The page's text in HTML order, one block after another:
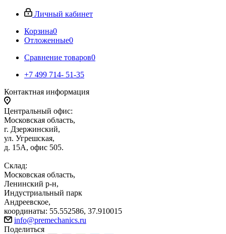
Личный кабинет
Корзина0
Отложенные0
Сравнение товаров0
+7 499 714- 51-35
Контактная информация
Центральный офис:
Московская область,
г. Дзержинский,
ул. Угрешская,
д. 15А, офис 505.
Склад:
Московская область,
Ленинский р-н,
Индустриальный парк
Андреевское,
координаты: 55.552586, 37.910015
info@premechanics.ru
Поделиться